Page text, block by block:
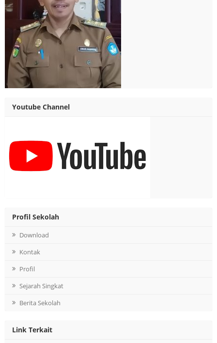
Youtube Channel
Profil Sekolah
Download
Kontak
Profil
Sejarah Singkat
Berita Sekolah
Link Terkait